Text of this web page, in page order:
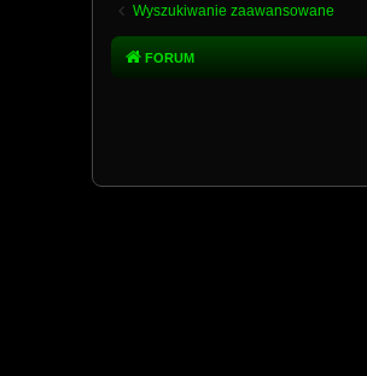
Wyszukiwanie zaawansowane
FORUM